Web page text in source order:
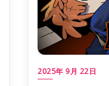
2025年 9月 22日